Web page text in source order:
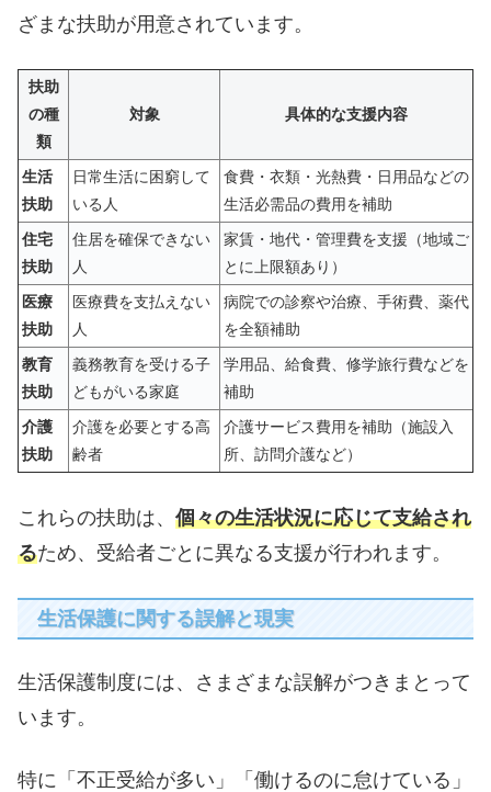
ざまな扶助が用意されています。
扶助
の種
類
対象 具体的な支援内容
生活
扶助
日常生活に困窮して
いる人
食費・衣類・光熱費・日用品などの
生活必需品の費用を補助
住宅
扶助
住居を確保できない
人
家賃・地代・管理費を支援（地域ご
とに上限額あり）
医療
扶助
医療費を支払えない
人
病院での診察や治療、手術費、薬代
を全額補助
教育
扶助
義務教育を受ける子
どもがいる家庭
学用品、給食費、修学旅行費などを
補助
介護
扶助
介護を必要とする高
齢者
介護サービス費用を補助（施設入
所、訪問介護など）
これらの扶助は、 個々の生活状況に応じて支給され
るため、受給者ごとに異なる支援が行われます。
生活保護に関する誤解と現実
生活保護制度には、さまざまな誤解がつきまとって
います。
特に「不正受給が多い」「働けるのに怠けている」